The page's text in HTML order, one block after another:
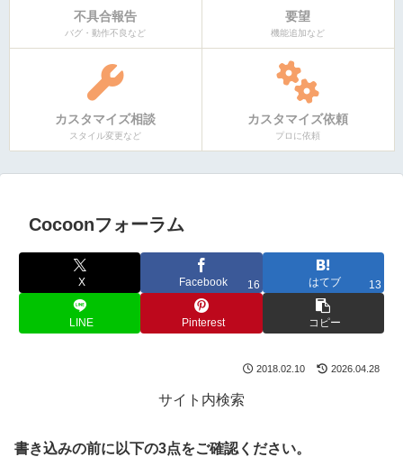
不具合報告
バグ・動作不良など
要望
機能追加など
カスタマイズ相談
スタイル変更など
カスタマイズ依頼
プロに依頼
Cocoonフォーラム
X Facebook 16 はてブ 13
LINE Pinterest コピー
2018.02.10 2026.04.28
サイト内検索
書き込みの前に以下の3点をご確認ください。